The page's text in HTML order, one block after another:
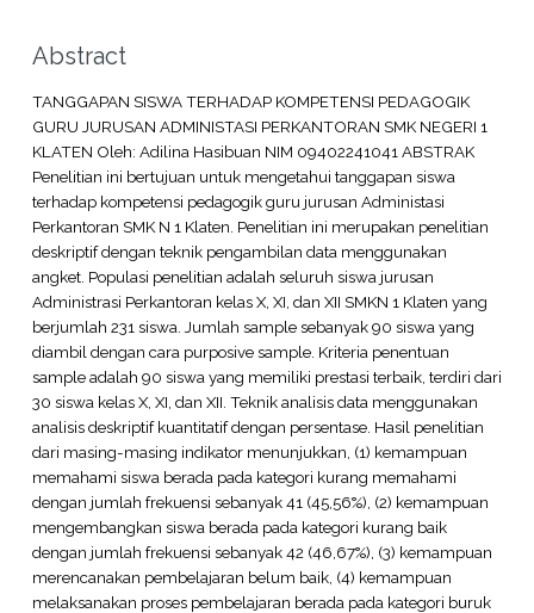
Abstract
TANGGAPAN SISWA TERHADAP KOMPETENSI PEDAGOGIK
GURU JURUSAN ADMINISTASI PERKANTORAN SMK NEGERI 1
KLATEN Oleh: Adilina Hasibuan NIM 09402241041 ABSTRAK
Penelitian ini bertujuan untuk mengetahui tanggapan siswa
terhadap kompetensi pedagogik guru jurusan Administasi
Perkantoran SMK N 1 Klaten. Penelitian ini merupakan penelitian
deskriptif dengan teknik pengambilan data menggunakan
angket. Populasi penelitian adalah seluruh siswa jurusan
Administrasi Perkantoran kelas X, XI, dan XII SMKN 1 Klaten yang
berjumlah 231 siswa. Jumlah sample sebanyak 90 siswa yang
diambil dengan cara purposive sample. Kriteria penentuan
sample adalah 90 siswa yang memiliki prestasi terbaik, terdiri dari
30 siswa kelas X, XI, dan XII. Teknik analisis data menggunakan
analisis deskriptif kuantitatif dengan persentase. Hasil penelitian
dari masing-masing indikator menunjukkan, (1) kemampuan
memahami siswa berada pada kategori kurang memahami
dengan jumlah frekuensi sebanyak 41 (45,56%), (2) kemampuan
mengembangkan siswa berada pada kategori kurang baik
dengan jumlah frekuensi sebanyak 42 (46,67%), (3) kemampuan
merencanakan pembelajaran belum baik, (4) kemampuan
melaksanakan proses pembelajaran berada pada kategori buruk